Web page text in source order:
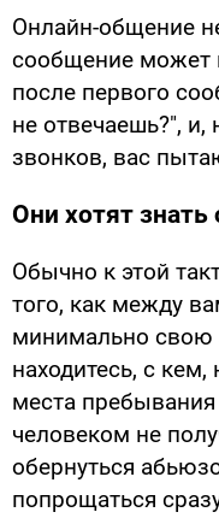
Онлайн-общение
сообщение может
после первого
не отвечаешь?", и,
звонков, вас
Они хотят знать
Обычно к этой
того, как между
минимально свою
находитесь, с кем,
места
человеком не
обернуться
попрощаться